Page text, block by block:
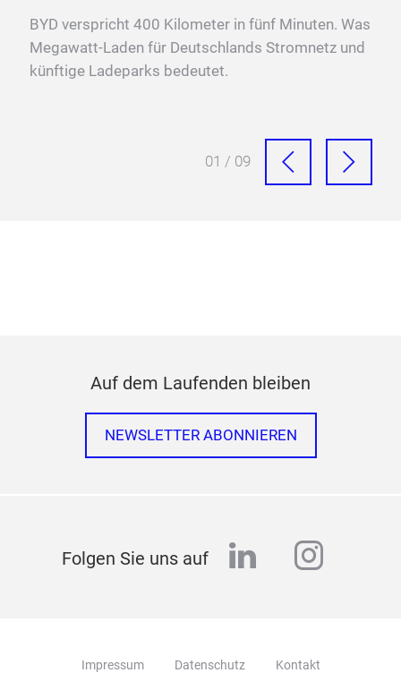
BYD verspricht 400 Kilometer in fünf Minuten. Was
Megawatt-Laden für Deutschlands Stromnetz und
künftige Ladeparks bedeutet.
01 / 09
Auf dem Laufenden bleiben
NEWSLETTER ABONNIEREN
Folgen Sie uns auf linkedin
Impressum Datenschutz Kontakt